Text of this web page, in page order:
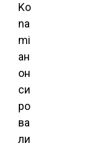
Ko
na
mi
ан
он
си
ро
ва
ли